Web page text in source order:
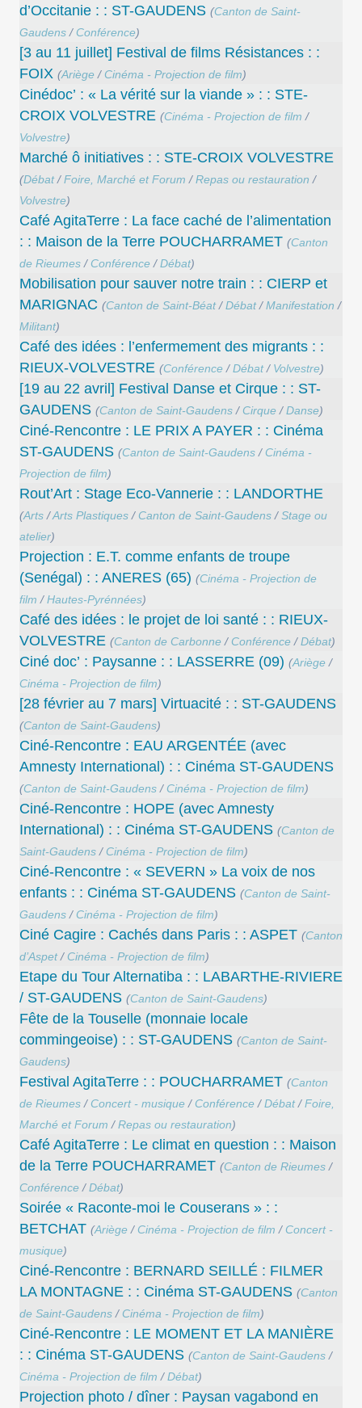
d‭’‬Occitanie : : ST-GAUDENS (Canton de Saint-
Gaudens/ Conférence)
[3 au 11 juillet] Festival de films Résistances : :
FOIX (Ariège/ Cinéma - Projection de film)
Cinédoc’ : « La vérité sur la viande » : : STE-
CROIX VOLVESTRE (Cinéma - Projection de film /
Volvestre)
Marché ô initiatives : : STE-CROIX VOLVESTRE
(Débat/Foire, Marché et Forum /Repas ou restauration /
Volvestre)
Café AgitaTerre : La face caché de l’alimentation
: : Maison de la Terre POUCHARRAMET (Canton
de Rieumes/ Conférence/Débat)
Mobilisation pour sauver notre train : : CIERP et
MARIGNAC (Canton de Saint-Béat/Débat/Manifestation /
Militant)
Café des idées : l’enfermement des migrants : :
RIEUX-VOLVESTRE (Conférence/Débat/ Volvestre)
[19 au 22 avril] Festival Danse et Cirque : : ST-
GAUDENS (Canton de Saint-Gaudens/ Cirque/Danse)
Ciné-Rencontre : LE PRIX A PAYER : : Cinéma
ST-GAUDENS (Canton de Saint-Gaudens/ Cinéma -
Projection de film)
Rout’Art : Stage Eco-Vannerie : : LANDORTHE
(Arts/Arts Plastiques/ Canton de Saint-Gaudens/Stage ou
atelier)
Projection : E.T. comme enfants de troupe
(Senégal) : : ANERES (65) (Cinéma - Projection de
film /Hautes-Pyrénnées)
Café des idées : le projet de loi santé : : RIEUX-
VOLVESTRE (Canton de Carbonne/ Conférence/Débat)
Ciné doc’ : Paysanne : : LASSERRE (09) (Ariège/
Cinéma - Projection de film)
[28 février au 7 mars] Virtuacité : : ST-GAUDENS
(Canton de Saint-Gaudens)
Ciné-Rencontre : EAU ARGENTÉE (avec
Amnesty International) : : Cinéma ST-GAUDENS
(Canton de Saint-Gaudens/ Cinéma - Projection de film)
Ciné-Rencontre : HOPE (avec Amnesty
International) : : Cinéma ST-GAUDENS (Canton de
Saint-Gaudens/ Cinéma - Projection de film)
Ciné-Rencontre : « SEVERN » La voix de nos
enfants : : Cinéma ST-GAUDENS (Canton de Saint-
Gaudens/ Cinéma - Projection de film)
Ciné Cagire : Cachés dans Paris : : ASPET (Canton
d’Aspet/ Cinéma - Projection de film)
Etape du Tour Alternatiba : : LABARTHE-RIVIERE
/ ST-GAUDENS (Canton de Saint-Gaudens)
Fête de la Touselle (monnaie locale
commingeoise) : : ST-GAUDENS (Canton de Saint-
Gaudens)
Festival AgitaTerre : : POUCHARRAMET (Canton
de Rieumes/ Concert - musique/ Conférence/Débat/Foire,
Marché et Forum /Repas ou restauration)
Café AgitaTerre : Le climat en question : : Maison
de la Terre POUCHARRAMET (Canton de Rieumes/
Conférence/Débat)
Soirée « Raconte-moi le Couserans » : :
BETCHAT (Ariège/ Cinéma - Projection de film / Concert -
musique)
Ciné-Rencontre : BERNARD SEILLÉ : FILMER
LA MONTAGNE : : Cinéma ST-GAUDENS (Canton
de Saint-Gaudens/ Cinéma - Projection de film)
Ciné-Rencontre : LE MOMENT ET LA MANIÈRE
: : Cinéma ST-GAUDENS (Canton de Saint-Gaudens/
Cinéma - Projection de film /Débat)
Projection photo / dîner : Paysan vagabond en